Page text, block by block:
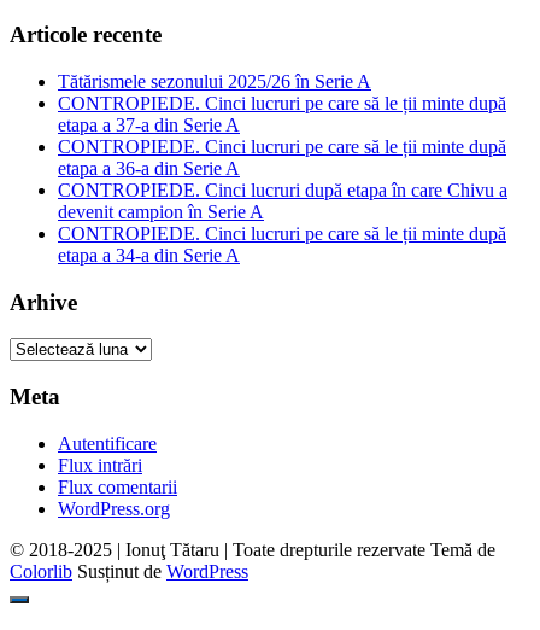
Articole recente
Tătărismele sezonului 2025/26 în Serie A
CONTROPIEDE. Cinci lucruri pe care să le ții minte după
etapa a 37-a din Serie A
CONTROPIEDE. Cinci lucruri pe care să le ții minte după
etapa a 36-a din Serie A
CONTROPIEDE. Cinci lucruri după etapa în care Chivu a
devenit campion în Serie A
CONTROPIEDE. Cinci lucruri pe care să le ții minte după
etapa a 34-a din Serie A
Arhive
Arhive
Meta
Autentificare
Flux intrări
Flux comentarii
WordPress.org
© 2018-2025 | Ionuţ Tătaru | Toate drepturile rezervate Temă de
Colorlib Susținut de WordPress